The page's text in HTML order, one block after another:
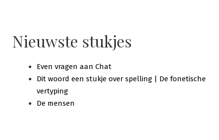
Nieuwste stukjes
Even vragen aan Chat
Dit woord een stukje over spelling | De fonetische
vertyping
De mensen